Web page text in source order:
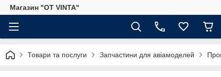
Магазин "OT VINTA"
Товари та послуги Запчастини для авіамоделей